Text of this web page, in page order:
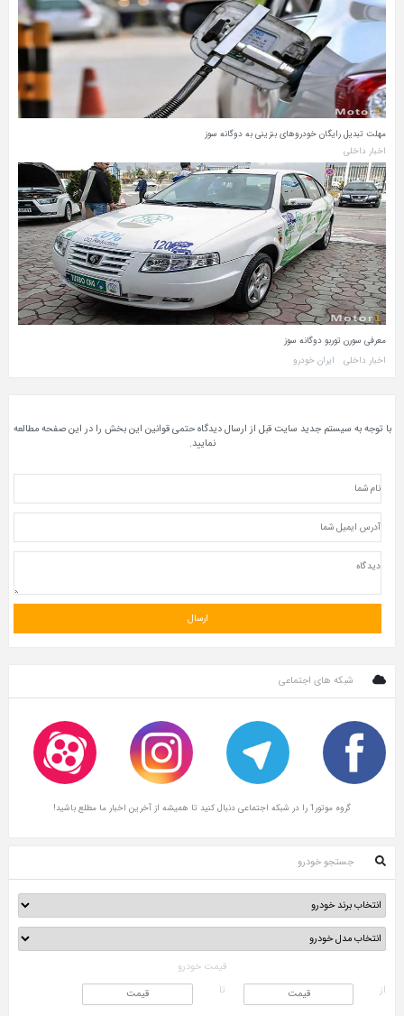
مهلت تبدیل رایگان خودروهای بنزینی به دوگانه سوز
اخبار داخلی
معرفی سورن توربو دوگانه سوز
اخبار داخلی
ایران خودرو
با توجه به سیستم جدید سایت قبل از ارسال دیدگاه حتمی قوانین این بخش را در این صفحه مطالعه
نمایید.
شبکه های اجتماعی
گروه موتور1 را در شبکه اجتماعی دنبال کنید تا همیشه از آخرین اخبار ما مطلع باشید!
جستجو خودرو
قیمت خودرو
از
تا